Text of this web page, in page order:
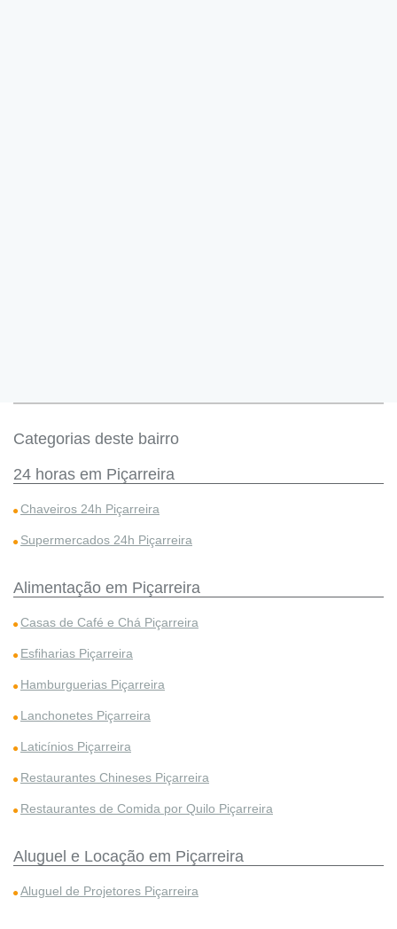
Categorias deste bairro
24 horas em Piçarreira
Chaveiros 24h Piçarreira
Supermercados 24h Piçarreira
Alimentação em Piçarreira
Casas de Café e Chá Piçarreira
Esfiharias Piçarreira
Hamburguerias Piçarreira
Lanchonetes Piçarreira
Laticínios Piçarreira
Restaurantes Chineses Piçarreira
Restaurantes de Comida por Quilo Piçarreira
Aluguel e Locação em Piçarreira
Aluguel de Projetores Piçarreira